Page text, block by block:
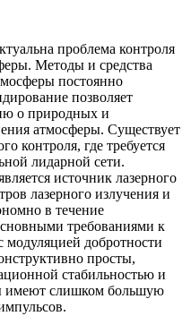
проблема контроля
Методы и средства
постоянно
позволяет
о природных и
атмосферы. Существует
контроля, где требуется
лидарной сети.
источник лазерного
лазерного излучения и
в течение
требованиями к
модуляцией добротности
просты,
стабильностью и
имеют слишком большую